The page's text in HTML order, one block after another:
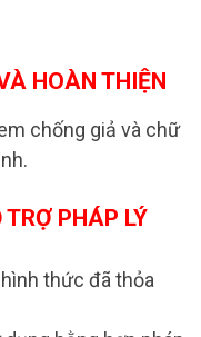
HOÀN THIỆN
chống giả và chữ
PHÁP LÝ
thức đã thỏa